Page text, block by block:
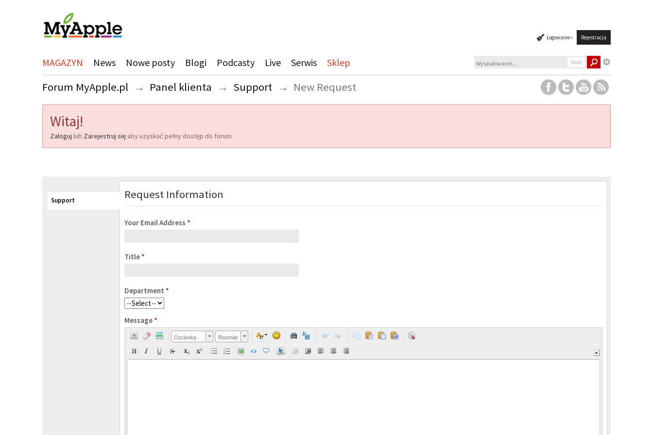
Logowanie » Rejestracja
MAGAZYN News Nowe posty Blogi Podcasty Live Serwis Sklep Store
Forum MyApple.pl → Panel klienta → Support → New Request
Witaj!
Zaloguj lub Zarejestruj się aby uzyskać pełny dostęp do forum.
Support Request Information
Your Email Address *
Title *
Department *
Message *
Czcionka Rozmiar